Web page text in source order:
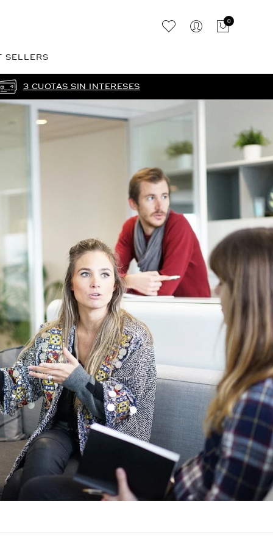
0
SELLERS
3 CUOTAS SIN INTERESES